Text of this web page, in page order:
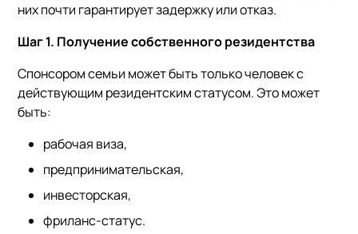
них почти гарантирует задержку или отказ.
Шаг 1. Получение собственного резидентства
Спонсором семьи может быть только человек с
действующим резидентским статусом. Это может
быть:
рабочая виза,
предпринимательская,
инвесторская,
фриланс-статус.